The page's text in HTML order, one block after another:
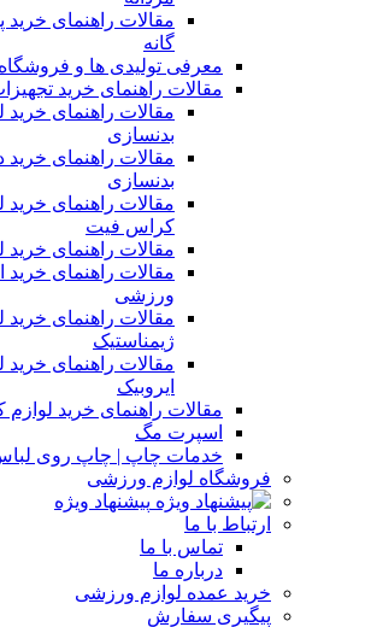
مقالات راهنمای
گانه
معرفی تولیدی ها و
مقالات راهنمای خرید
مقالات راهنمای خرید
بدنسازی
مقالات راهنمای خرید
بدنسازی
مقالات راهنمای خرید
کراس فیت
مقالات راهنمای خرید
مقالات راهنمای خرید
ورزشی
مقالات راهنمای
ژیمناستیک
مقالات راهنمای
ایروبیک
مقالات راهنمای خرید
اسپرت مگ
خدمات چاپ | چاپ روی لباس
فروشگاه لوازم ورزشی
پیشنهاد ویژه
ارتباط با ما
تماس با ما
درباره ما
خرید عمده لوازم ورزشی
پیگیری سفارش